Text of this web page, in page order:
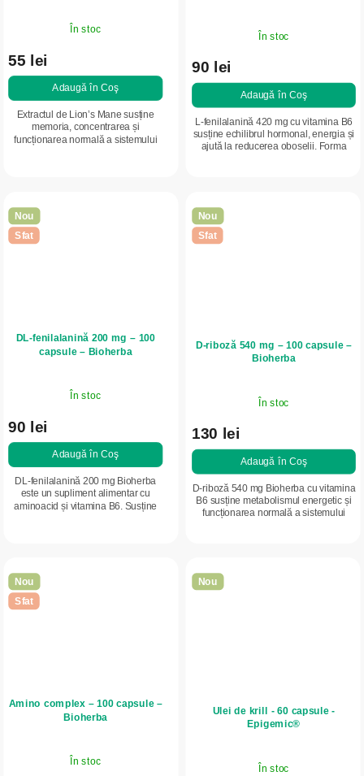
În stoc
55 lei
Adaugă în Coş
Extractul de Lion’s Mane susține
memoria, concentrarea și
funcționarea normală a sistemului
În stoc
90 lei
Adaugă în Coş
L-fenilalanină 420 mg cu vitamina B6
susține echilibrul hormonal, energia și
ajută la reducerea oboselii. Forma
Nou
Sfat
DL-fenilalanină 200 mg – 100
capsule – Bioherba
În stoc
90 lei
Adaugă în Coş
DL-fenilalanină 200 mg Bioherba
este un supliment alimentar cu
aminoacid și vitamina B6. Susține
Nou
Sfat
D-riboză 540 mg – 100 capsule –
Bioherba
În stoc
130 lei
Adaugă în Coş
D-riboză 540 mg Bioherba cu vitamina
B6 susține metabolismul energetic și
funcționarea normală a sistemului
Nou
Sfat
Amino complex – 100 capsule –
Bioherba
În stoc
Nou
Ulei de krill - 60 capsule -
Epigemic®
În stoc